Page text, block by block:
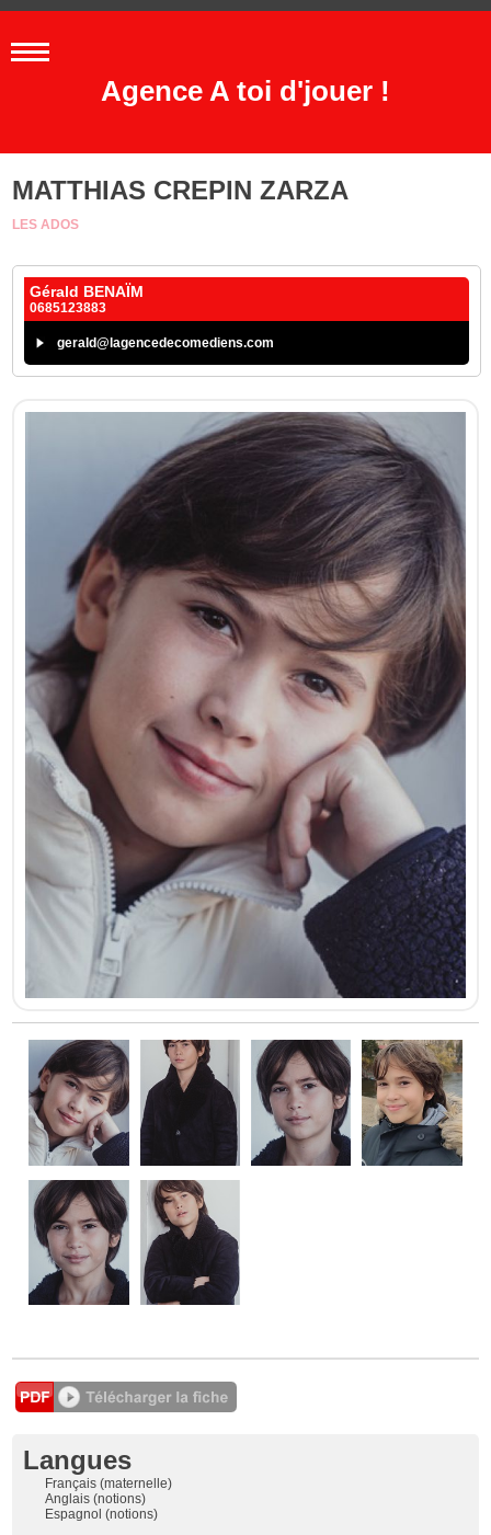
Agence A toi d'jouer !
MATTHIAS CREPIN ZARZA
LES ADOS
Gérald BENAÏM
0685123883
gerald@lagencedecomediens.com
Langues
Français (maternelle)
Anglais (notions)
Espagnol (notions)